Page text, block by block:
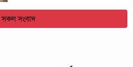
সকল সংবাদ